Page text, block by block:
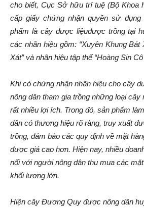
cho biết, Cục Sở hữu trí tuệ (Bộ Khoa
cấp giấy chứng nhận quyền sử
phẩm là cây dược liệuđược trồng tại
các nhãn hiệu gồm: “Xuyên Khung Bát
Xát” và nhãn hiệu tập thể “Hoàng Sin
Khi có chứng nhận nhãn hiệu cho cây
nông dân tham gia trồng những loại
rất nhiều lợi ích. Trong đó, sản phẩm
dân có thương hiệu rõ ràng, tru‌y xuất
trồng, đảm bảo các quy định về mặt
được giá cao hơn. Hiện nay, nhiều
nối với người nông dân thu mua các
khối lượng lớn.
Hiện cây Đương Quy được nông dân